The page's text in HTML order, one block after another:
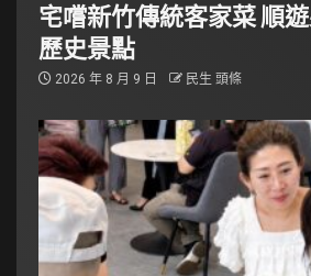
宅嚐新竹傳統客家菜 順
歷史景點
2026 年 8 月 9 日 民生 頭條